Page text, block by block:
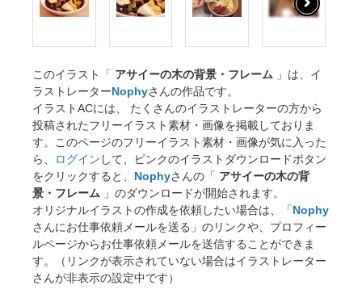
このイラスト「 アサイーの木の背景・フレーム 」は、イ
ラストレーターNophyさんの作品です。
イラストACには、 たくさんのイラストレーターの方から
投稿されたフリーイラスト素材・画像を掲載しておりま
す。このページのフリーイラスト素材・画像が気に入った
ら、
ログイン して、ピンクのイラストダウンロードボタン
をクリックすると、 Nophyさんの「 アサイーの木の背
景・フレーム 」のダウンロードが開始されます。
オリジナルイラストの作成を依頼したい場合は、「Nophy
さんにお仕事依頼メールを送る」のリンクや、プロフィー
ルページからお仕事依頼メールを送信することができま
す。（リンクが表示されていない場合はイラストレーター
さんが非表示の設定中です）